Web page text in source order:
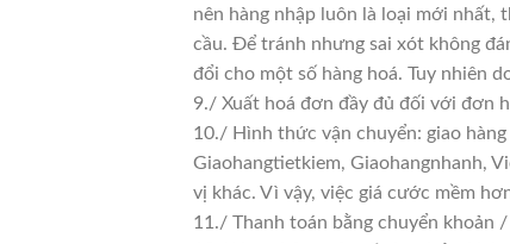
nên hàng nhập luôn là loại mới nhất,
cầu. Để tránh nhưng sai xót không
đổi cho một số hàng hoá. Tuy nhiên
9./ Xuất hoá đơn đầy đủ đối với đơn
10./ Hình thức vận chuyển: giao
Giaohangtietkiem, Giaohangnhanh,
vị khác. Vì vậy, việc giá cước mềm
11./ Thanh toán bằng chuyển khoản